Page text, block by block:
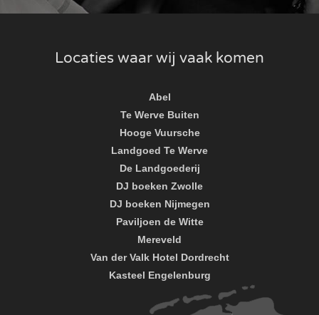
Locaties waar wij vaak komen
Abel
Te Werve Buiten
Hooge Vuursche
Landgoed Te Werve
De Landgoederij
DJ boeken Zwolle
DJ boeken Nijmegen
Paviljoen de Witte
Mereveld
Van der Valk Hotel Dordrecht
Kasteel Engelenburg